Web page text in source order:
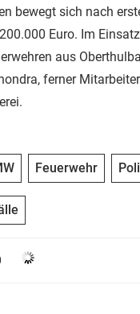
bewegt sich nach
Euro. Im
aus
ferner
Feuerwehr